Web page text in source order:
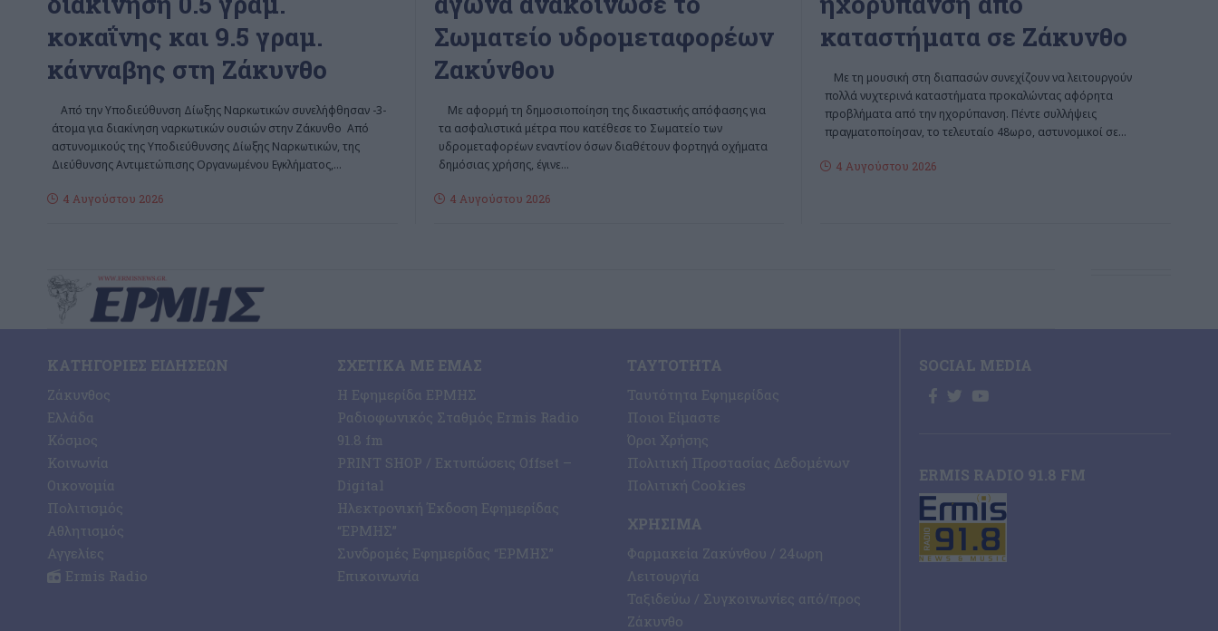
κοκαΐνης και 9.5 γραμ.
κάνναβης στη Ζάκυνθο
Από την Υποδιεύθυνση Δίωξης Ναρκωτικών συνελήφθησαν -3-
άτομα για διακίνηση ναρκωτικών ουσιών στην Ζάκυνθο Από
αστυνομικούς της Υποδιεύθυνσης Δίωξης Ναρκωτικών, της
Διεύθυνσης Αντιμετώπισης Οργανωμένου Εγκλήματος,…
4 Αυγούστου 2026
Σωματείο υδρομεταφορέων
Ζακύνθου
Με αφορμή τη δημοσιοποίηση της δικαστικής απόφασης για
τα ασφαλιστικά μέτρα που κατέθεσε το Σωματείο των
υδρομεταφορέων εναντίον όσων διαθέτουν φορτηγά οχήματα
δημόσιας χρήσης, έγινε…
4 Αυγούστου 2026
καταστήματα σε Ζάκυνθο
Με τη μουσική στη διαπασών συνεχίζουν να λειτουργούν
πολλά νυχτερινά καταστήματα προκαλώντας αφόρητα
προβλήματα από την ηχορύπανση. Πέντε συλλήψεις
πραγματοποίησαν, το τελευταίο 48ωρο, αστυνομικοί σε…
4 Αυγούστου 2026
ΚΑΤΗΓΟΡΊΕΣ ΕΙΔΉΣΕΩΝ
Ζάκυνθος
Ελλάδα
Κόσμος
Κοινωνία
Οικονομία
Πολιτισμός
Αθλητισμός
Αγγελίες
Ermis Radio
ΣΧΕΤΙΚΆ ΜΕ ΕΜΆΣ
Η Εφημερίδα ΕΡΜΗΣ
Ραδιοφωνικός Σταθμός Ermis Radio
91.8 fm
PRINT SHOP / Εκτυπώσεις Offset –
Digital
Ηλεκτρονική Έκδοση Εφημερίδας
“ΕΡΜΗΣ”
Συνδρομές Εφημερίδας “ΕΡΜΗΣ”
Επικοινωνία
ΤΑΥΤΌΤΗΤΑ
Ταυτότητα Εφημερίδας
Ποιοι Είμαστε
Όροι Χρήσης
Πολιτική Προστασίας Δεδομένων
Πολιτική Cookies
ΧΡΉΣΙΜΑ
Φαρμακεία Ζακύνθου / 24ωρη
Λειτουργία
Ταξιδεύω / Συγκοινωνίες από/προς
Ζάκυνθο
SOCIAL MEDIA
ERMIS RADIO 91.8 FM